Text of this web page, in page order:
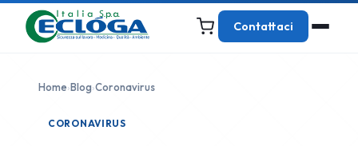
Contattaci
Home›Blog›Coronavirus
CORONAVIRUS